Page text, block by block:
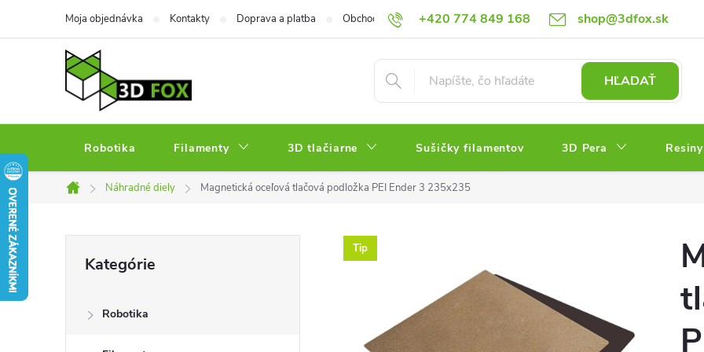
+420 774 849 168 shop@3dfox.sk
Moja objednávka Kontakty Doprava a platba Obchodné podmienky Podmienky ochrany osobných údajov
HĽADAŤ
Robotika Filamenty 3D tlačiarne Sušičky filamentov 3D Pera Resiny
Domov
Náhradné diely Magnetická oceľová tlačová podložka PEI Ender 3 235x235
kategórie
Kategórie
Robotika
Tip